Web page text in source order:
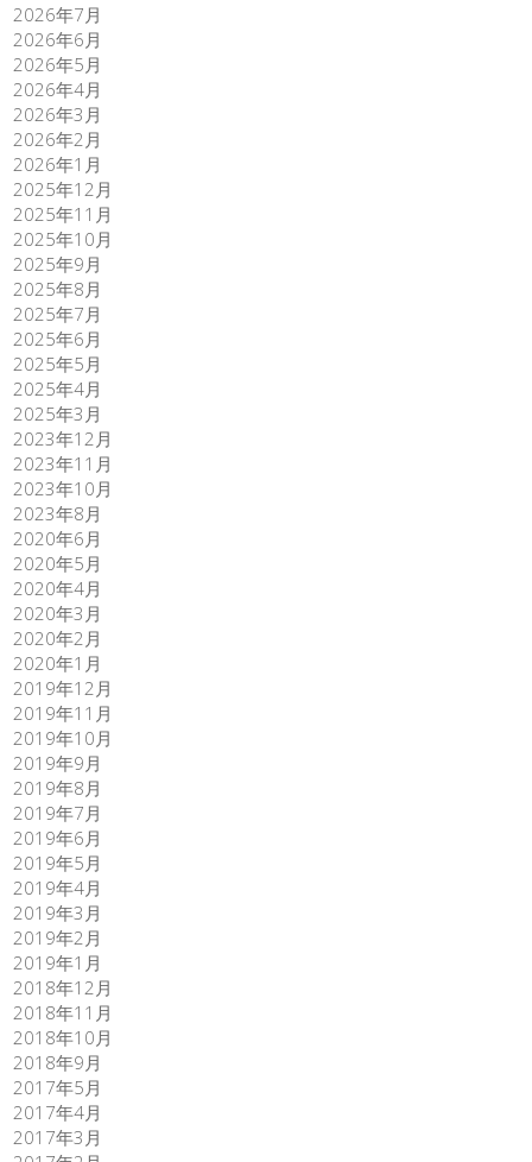
2026年7月
2026年6月
2026年5月
2026年4月
2026年3月
2026年2月
2026年1月
2025年12月
2025年11月
2025年10月
2025年9月
2025年8月
2025年7月
2025年6月
2025年5月
2025年4月
2025年3月
2023年12月
2023年11月
2023年10月
2023年8月
2020年6月
2020年5月
2020年4月
2020年3月
2020年2月
2020年1月
2019年12月
2019年11月
2019年10月
2019年9月
2019年8月
2019年7月
2019年6月
2019年5月
2019年4月
2019年3月
2019年2月
2019年1月
2018年12月
2018年11月
2018年10月
2018年9月
2017年5月
2017年4月
2017年3月